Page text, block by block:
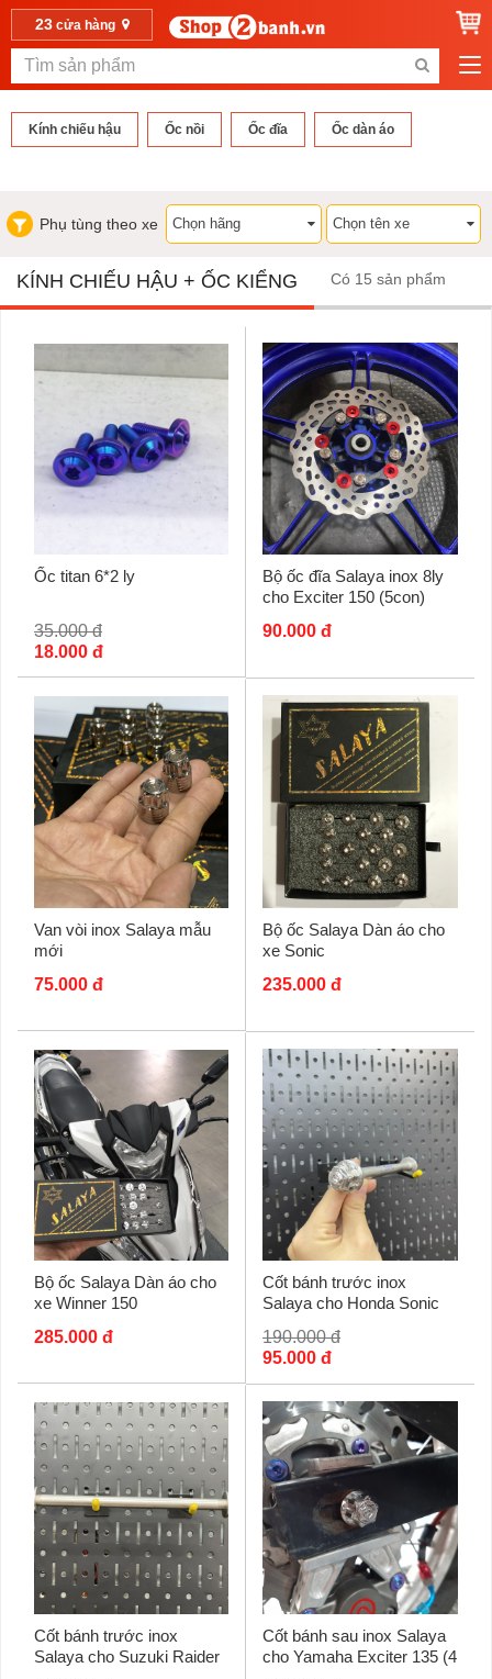
23cửa hàng
Kính chiếu hậu Ốc nồi Ốc đĩa Ốc dàn áo
Phụ tùng theo xe
KÍNH CHIẾU HẬU + ỐC KIỂNG Có 15 sản phẩm
Ốc titan 6*2 ly
35.000 đ
18.000 đ
Bộ ốc đĩa Salaya inox 8ly
cho Exciter 150 (5con)
90.000 đ
Van vòi inox Salaya mẫu
mới
75.000 đ
Bộ ốc Salaya Dàn áo cho
xe Sonic
235.000 đ
Bộ ốc Salaya Dàn áo cho
xe Winner 150
285.000 đ
Cốt bánh trước inox
Salaya cho Honda Sonic
190.000 đ
95.000 đ
Cốt bánh trước inox
Salaya cho Suzuki Raider
Cốt bánh sau inox Salaya
cho Yamaha Exciter 135 (4